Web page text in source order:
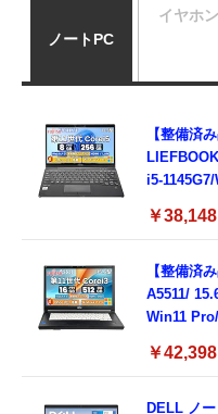
ノートPC
【整備済
i5-
Type-C/
￥38,148
【整備済
A5511/
Win11
3.0)/ 有線
￥42,398
DELL ノ
イヤホン